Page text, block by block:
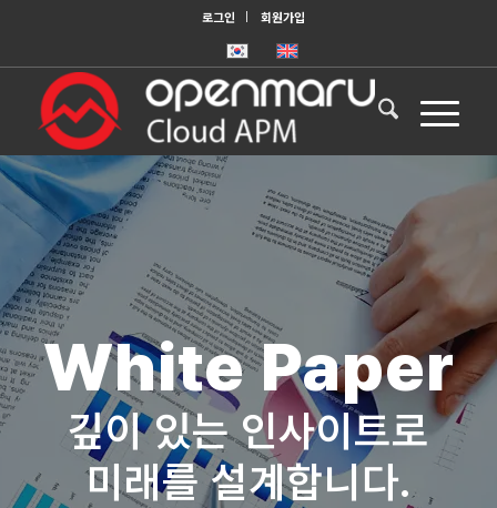
로그인 회원가입
White Paper
깊이 있는 인사이트로
미래를 설계합니다.